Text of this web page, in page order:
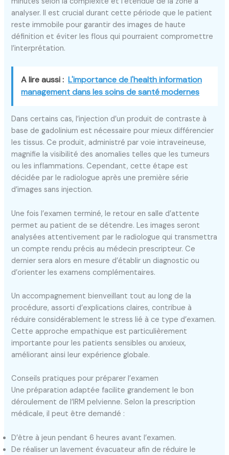
analyser. Il est crucial durant cette période que le patient
reste immobile pour garantir des images de haute
définition et éviter les flous qui pourraient compromettre
l’interprétation.
A lire aussi : L'importance de l'health information
management dans les soins de santé modernes
Dans certains cas, l’injection d’un produit de contraste à
base de gadolinium est nécessaire pour mieux différencier
les tissus. Ce produit, administré par voie intraveineuse,
magnifie la visibilité des anomalies telles que les tumeurs
ou les inflammations. Cependant, cette étape est
décidée par le radiologue après une première série
d’images sans injection.
Une fois l’examen terminé, le retour en salle d’attente
permet au patient de se détendre. Les images seront
analysées attentivement par le radiologue qui transmettra
un compte rendu précis au médecin prescripteur. Ce
dernier sera alors en mesure d’établir un diagnostic ou
d’orienter les examens complémentaires.
Un accompagnement bienveillant tout au long de la
procédure, assorti d’explications claires, contribue à
réduire considérablement le stress lié à ce type d’examen.
Cette approche empathique est particulièrement
importante pour les patients sensibles ou anxieux,
améliorant ainsi leur expérience globale.
Conseils pratiques pour préparer l’examen
Une préparation adaptée facilite grandement le bon
déroulement de l’IRM pelvienne. Selon la prescription
médicale, il peut être demandé :
D’être à jeun pendant 6 heures avant l’examen.
De réaliser un lavement évacuateur afin de réduire le